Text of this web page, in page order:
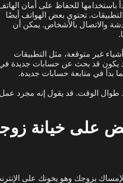
باستخدامها للحفاظ على أمان
تحتوي بعض الهواتف أيضًا
والاتصال بالأشخاص. يمكن أن
غير متوقعة، مثل التطبيقات
قد يكون قد بحث عن حسابات جديدة
بدأ في متابعة حسابات جديدة.
الوقت. قد يقول إنه مجرد عمل
على خيانة
بزوجك وهو يخونك على